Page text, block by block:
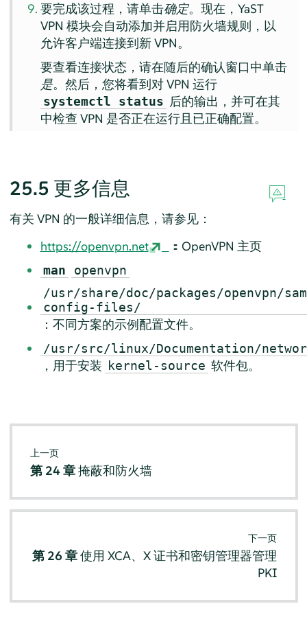
要完成该过程，请单击确定。现在，YaST
VPN 模块会自动添加并启用防火墙规则，以
允许客户端连接到新 VPN。
要查看连接状态，请在随后的确认窗口中单击
是。然后，您将看到对 VPN 运行
systemctl status 后的输出，并可在其
中检查 VPN 是否正在运行且已正确配置。
25.5 更多信息
有关 VPN 的一般详细信息，请参见：
https://openvpn.net
：OpenVPN 主页
man
openvpn
/usr/share/doc/packages/openvpn/
config-files/
：不同方案的示例配置文件。
/usr/src/linux/Documentation/
，用于安装 kernel-source 软件包。
上一页
第 24 章掩蔽和防火墙
下一页
第 26 章使用 XCA、X 证书和密钥管理器管理
PKI